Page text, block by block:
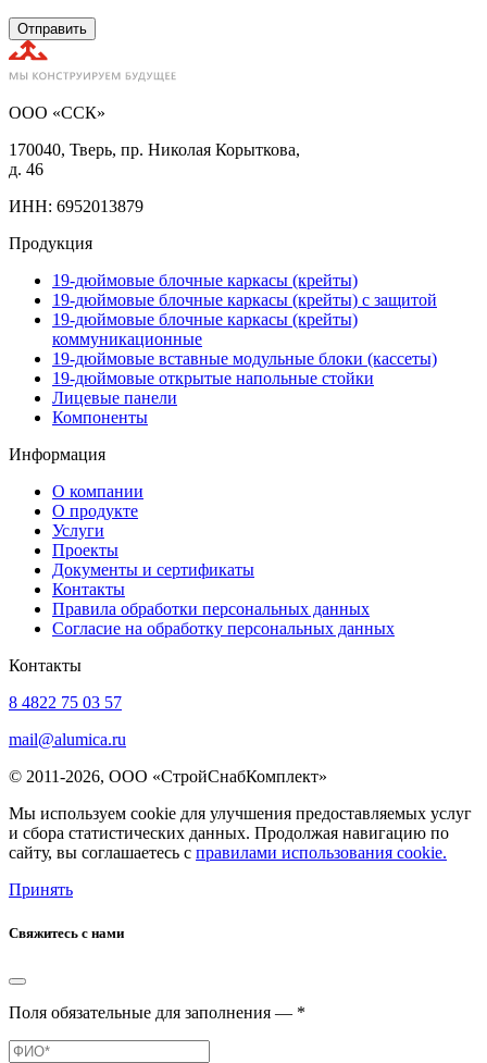
Отправить
ООО «ССК»
170040, Тверь, пр. Николая Корыткова,
д. 46
ИНН: 6952013879
Продукция
19-дюймовые блочные каркасы (крейты)
19-дюймовые блочные каркасы (крейты) с защитой
19-дюймовые блочные каркасы (крейты)
коммуникационные
19-дюймовые вставные модульные блоки (кассеты)
19-дюймовые открытые напольные стойки
Лицевые панели
Компоненты
Информация
О компании
О продукте
Услуги
Проекты
Документы и сертификаты
Контакты
Правила обработки персональных данных
Согласие на обработку персональных данных
Контакты
8 4822 75 03 57
mail@alumica.ru
© 2011-2026, ООО «СтройСнабКомплект»
Мы используем cookie для улучшения предоставляемых услуг
и сбора статистических данных. Продолжая навигацию по
сайту, вы соглашаетесь с правилами использования cookie.
Принять
Свяжитесь с нами
Поля обязательные для заполнения — *